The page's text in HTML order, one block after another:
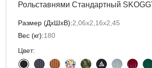
Рольставнями Стандартный
Размер (ДxШxВ):2,06х2,16х2,45
Вес (кг):180
Цвет: